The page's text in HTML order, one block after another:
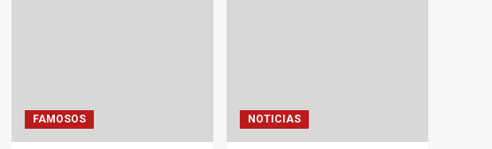
FAMOSOS NOTICIAS